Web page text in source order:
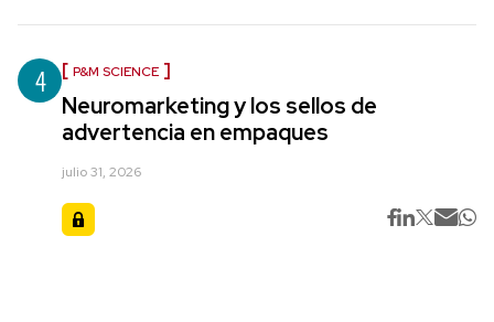
4 P&M SCIENCE
Neuromarketing y los sellos de
advertencia en empaques
julio 31, 2026